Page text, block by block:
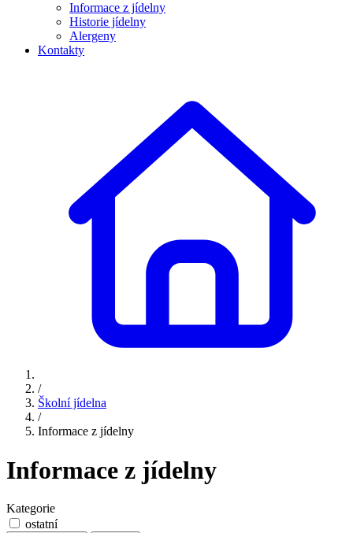
Informace z jídelny
Historie jídelny
Alergeny
Kontakty
/
Školní jídelna
/
Informace z jídelny
Informace z jídelny
Kategorie
ostatní